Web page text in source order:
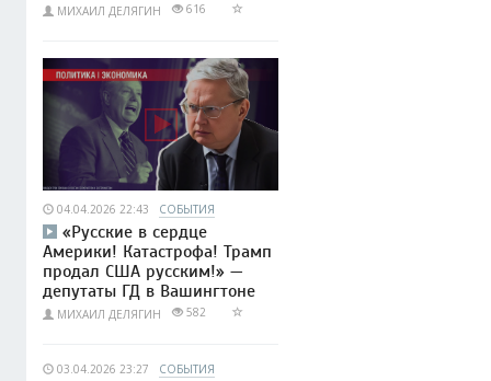
МИХАИЛ ДЕЛЯГИН 616
04.04.2026 22:43 СОБЫТИЯ
«Русские в сердце
Америки! Катастрофа! Трамп
продал США русским!» —
депутаты ГД в Вашингтоне
МИХАИЛ ДЕЛЯГИН 582
03.04.2026 23:27 СОБЫТИЯ